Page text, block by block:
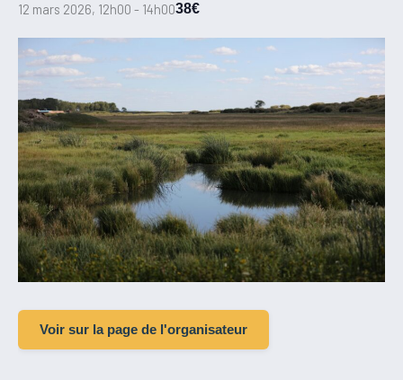
12 mars 2026, 12h00 - 14h0038€
Voir sur la page de l'organisateur